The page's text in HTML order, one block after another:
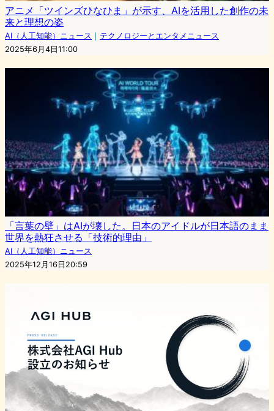
アニメ「ツインズひなひま」が示す、AIを活用した創作の未
来と理想の姿
AI（人工知能）ニュース ｜ テクノロジーとエンタメニュース
2025年6月4日11:00
「言葉の壁」はAIが壊した。日本のアイドルが日本語のまま
世界を熱狂させる「技術的理由」
AI（人工知能）ニュース
2025年12月16日20:59